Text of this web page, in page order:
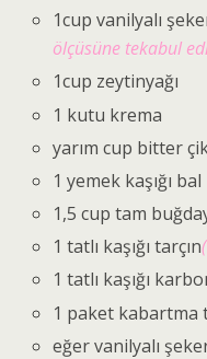
1cup vanilyalı
ölçüsüne tekabul
1cup zeytinyağı
1 kutu krema
yarım cup bitter
1 yemek kaşığı bal
1,5 cup tam
1 tatlı kaşığı tarçın
1 tatlı kaşığı
1 paket kabartma
eğer vanilyalı